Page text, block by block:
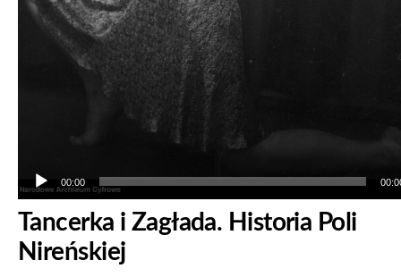
00:00
Tancerka i Zagłada. Historia Poli
Nireńskiej